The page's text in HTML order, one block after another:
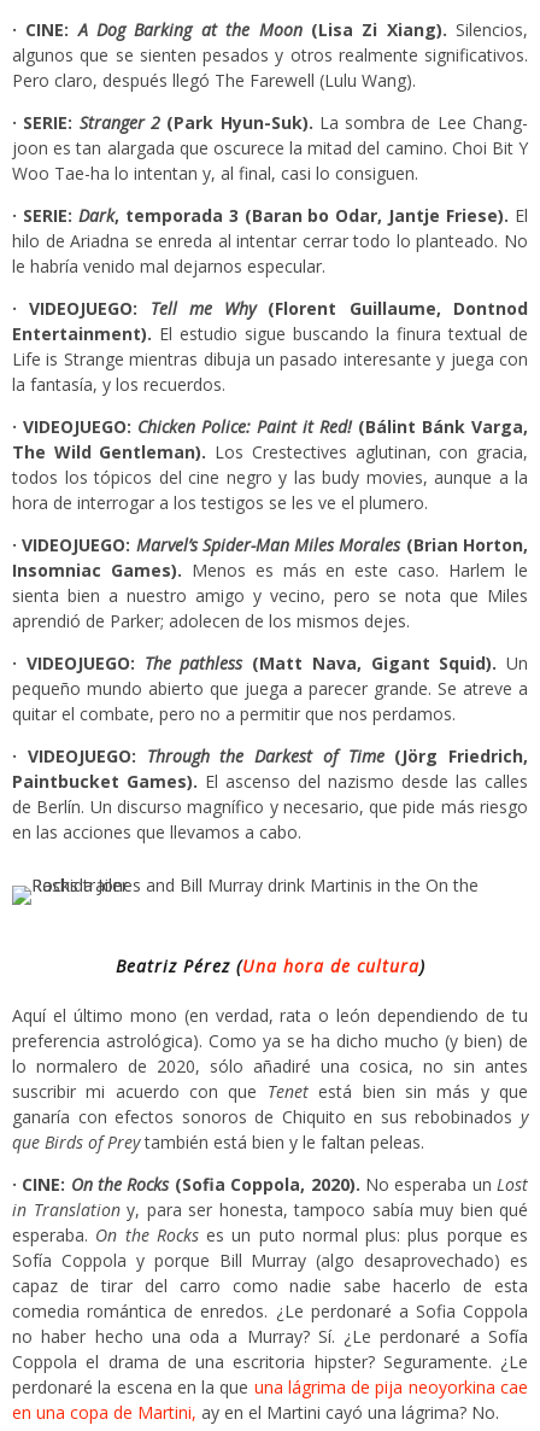
· CINE:A Dog Barking at the Moon(Lisa Zi Xiang). Silencios,
algunos que se sienten pesados y otros realmente significativos.
Pero claro, después llegó The Farewell (Lulu Wang).
· SERIE: Stranger 2(Park Hyun-Suk). La sombra de Lee Chang-
joon es tan alargada que oscurece la mitad del camino. Choi Bit Y
Woo Tae-ha lo intentan y, al final, casi lo consiguen.
· SERIE: Dark, temporada 3 (Baran bo Odar, Jantje Friese). El
hilo de Ariadna se enreda al intentar cerrar todo lo planteado. No
le habría venido mal dejarnos especular.
· VIDEOJUEGO: Tell me Why(Florent Guillaume, Dontnod
Entertainment). El estudio sigue buscando la finura textual de
Life is Strange mientras dibuja un pasado interesante y juega con
la fantasía, y los recuerdos.
· VIDEOJUEGO: Chicken Police: Paint it Red!(Bálint Bánk Varga,
The Wild Gentleman). Los Crestectives aglutinan, con gracia,
todos los tópicos del cine negro y las budy movies, aunque a la
hora de interrogar a los testigos se les ve el plumero.
· VIDEOJUEGO: Marvel’s Spider-Man Miles Morales(Brian Horton,
Insomniac Games). Menos es más en este caso. Harlem le
sienta bien a nuestro amigo y vecino, pero se nota que Miles
aprendió de Parker; adolecen de los mismos dejes.
· VIDEOJUEGO: Thepathless (Matt Nava, Gigant Squid). Un
pequeño mundo abierto que juega a parecer grande. Se atreve a
quitar el combate, pero no a permitir que nos perdamos.
· VIDEOJUEGO: Through the Darkest of Time(Jörg Friedrich,
Paintbucket Games). El ascenso del nazismo desde las calles
de Berlín. Un discurso magnífico y necesario, que pide más riesgo
en las acciones que llevamos a cabo.
Beatriz Pérez (Una hora de cultura)
Aquí el último mono (en verdad, rata o león dependiendo de tu
preferencia astrológica). Como ya se ha dicho mucho (y bien) de
lo normalero de 2020, sólo añadiré una cosica, no sin antes
suscribir mi acuerdo con que Tenetestá bien sin más y que
ganaría con efectos sonoros de Chiquito en sus rebobinados y
que Birds of Preytambién está bien y le faltan peleas.
· CINE: On the Rocks (Sofia Coppola, 2020). No esperaba unLost
in Translation y, para ser honesta, tampoco sabía muy bien qué
esperaba. On the Rockses un puto normal plus: plus porque es
Sofía Coppola y porque Bill Murray (algo desaprovechado) es
capaz de tirar del carro como nadie sabe hacerlo de esta
comedia romántica de enredos. ¿Le perdonaré a Sofia Coppola
no haber hecho una oda a Murray? Sí. ¿Le perdonaré a Sofía
Coppola el drama de una escritoria hipster? Seguramente. ¿Le
perdonaré la escena en la que una lágrima de pija neoyorkina cae
en una copa de Martini, ay en el Martini cayó una lágrima? No.